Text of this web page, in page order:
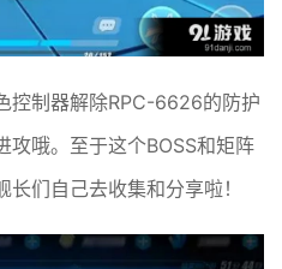
控制器解除RPC-6626的防护
攻哦。至于这个BOSS和矩阵
们自己去收集和分享啦！